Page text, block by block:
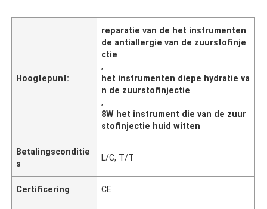
Hoogtepunt:
reparatie van de het instrumenten
de antiallergie van de zuurstofinje
ctie
,
het instrumenten diepe hydratie va
n de zuurstofinjectie
,
8W het instrument die van de zuur
stofinjectie huid witten
Betalingsconditie
s
L/C, T/T
Certificering CE